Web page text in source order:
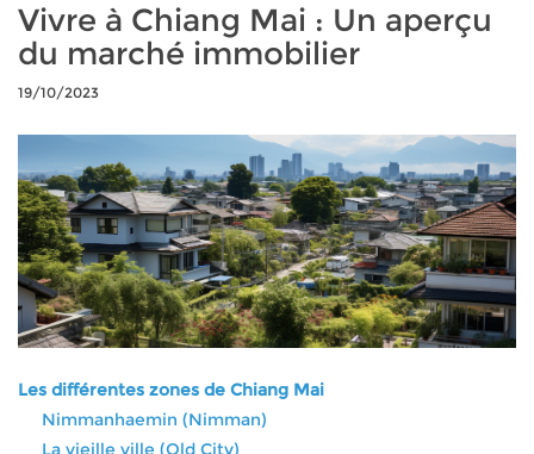
Vivre à Chiang Mai : Un aperçu
du marché immobilier
19/10/2023
Les différentes zones de Chiang Mai
Nimmanhaemin (Nimman)
La vieille ville (Old City)